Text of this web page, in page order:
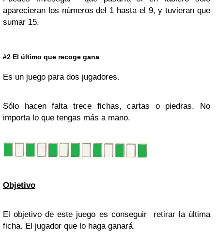
aparecieran los números del 1 hasta el 9, y tuvieran que
sumar 15.
#2 El último que recoge gana
Es un juego para dos jugadores.
Sólo hacen falta trece fichas, cartas o piedras. No
importa lo que tengas más a mano.
Objetivo
El objetivo de este juego es conseguir retirar la última
ficha. El jugador que lo haga ganará.